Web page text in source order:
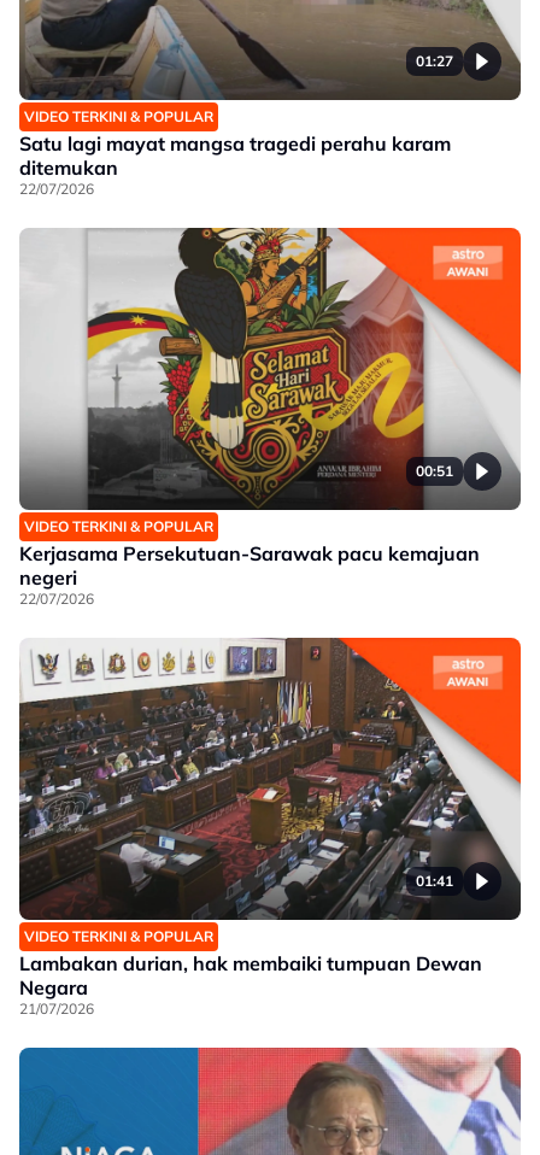
01:27
VIDEO TERKINI & POPULAR
Satu lagi mayat mangsa tragedi perahu karam
ditemukan
22/07/2026
00:51
VIDEO TERKINI & POPULAR
Kerjasama Persekutuan-Sarawak pacu kemajuan
negeri
22/07/2026
01:41
VIDEO TERKINI & POPULAR
Lambakan durian, hak membaiki tumpuan Dewan
Negara
21/07/2026